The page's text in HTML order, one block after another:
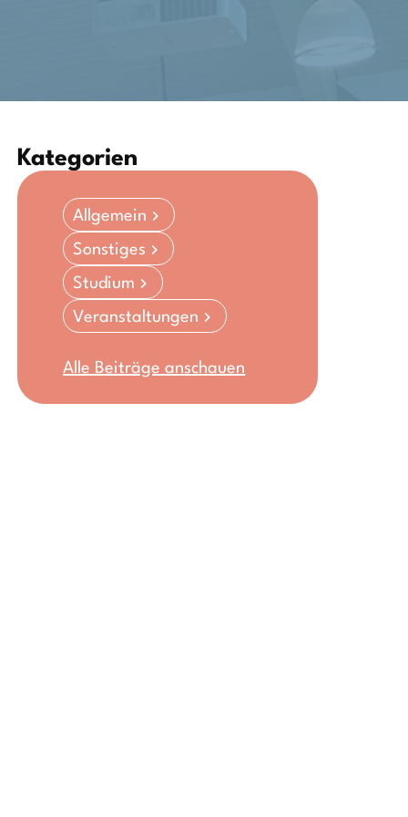
Kategorien
Allgemein
Sonstiges
Studium
Veranstaltungen
Alle Beiträge anschauen